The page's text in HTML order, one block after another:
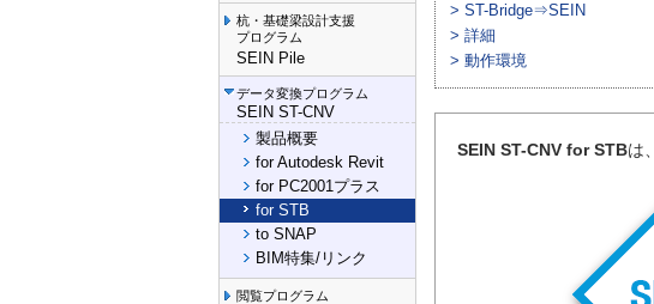
杭・基礎梁設計支援
プログラム
SEIN Pile
データ変換プログラム
SEIN ST-CNV
製品概要
for Autodesk Revit
for PC2001プラス
for STB
to SNAP
BIM特集/リンク
閲覧プログラム
> ST-Bridge⇒SEIN
> 詳細
> 動作環境
SEIN ST-CNV for STBは